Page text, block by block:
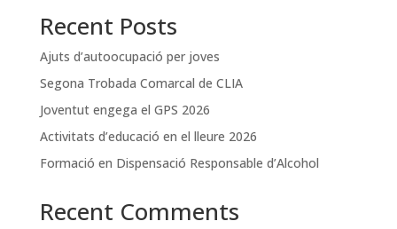
Recent Posts
Ajuts d’autoocupació per joves
Segona Trobada Comarcal de CLIA
Joventut engega el GPS 2026
Activitats d’educació en el lleure 2026
Formació en Dispensació Responsable d’Alcohol
Recent Comments